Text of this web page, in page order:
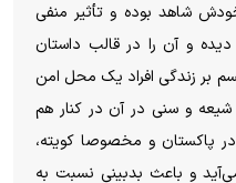
شاهد بوده و تأثیر منفی
دیده و آن را در قالب داستان
بر زندگی افراد یک محل امن
شیعه و سنی در آن در کنار هم
پاکستان و مخصوصا کویته،
و باعث بدبینی نسبت به